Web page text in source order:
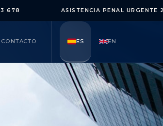
ASISTENCIA PENAL URGENTE 24/7
CONTACTO ES EN